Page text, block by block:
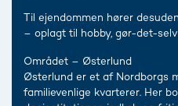
Til ejendommen hører
– oplagt til hobby, gør-det-
Området – Østerlund
Østerlund er et af Nordborgs
familievenlige kvarterer. Her